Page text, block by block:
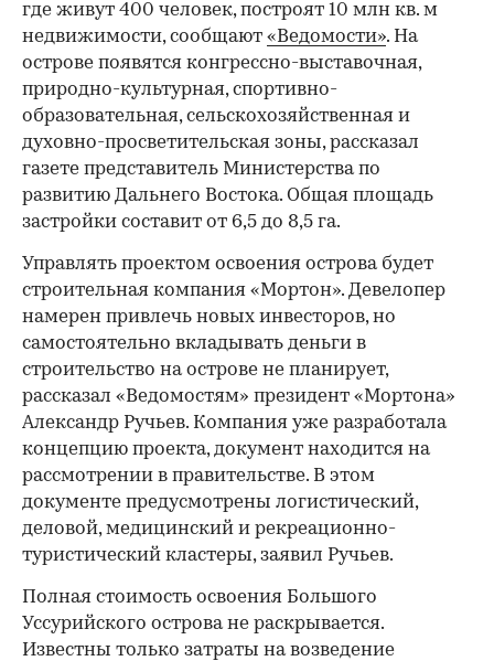
где живут 400 человек, построят 10 млн кв. м
недвижимости, сообщают «Ведомости». На
острове появятся конгрессно-выставочная,
природно-культурная, спортивно-
образовательная, сельскохозяйственная и
духовно-просветительская зоны, рассказал
газете представитель Министерства по
развитию Дальнего Востока. Общая площадь
застройки составит от 6,5 до 8,5 га.
Управлять проектом освоения острова будет
строительная компания «Мортон». Девелопер
намерен привлечь новых инвесторов, но
самостоятельно вкладывать деньги в
строительство на острове не планирует,
рассказал «Ведомостям» президент «Мортона»
Александр Ручьев. Компания уже разработала
концепцию проекта, документ находится на
рассмотрении в правительстве. В этом
документе предусмотрены логистический,
деловой, медицинский и рекреационно-
туристический кластеры, заявил Ручьев.
Полная стоимость освоения Большого
Уссурийского острова не раскрывается.
Известны только затраты на возведение